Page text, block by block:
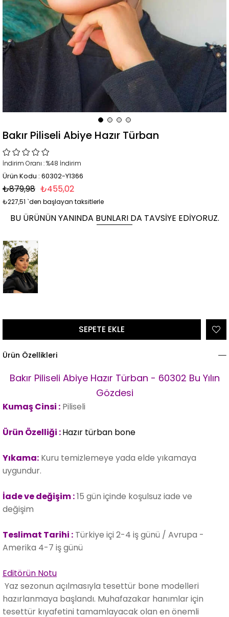
Bakır Piliseli Abiye Hazır Türban
İndirim Oranı :%48 İndirim
Ürün Kodu : 60302-Y1366
₺879,98 ₺455,02
₺227,51 `den başlayan taksitlerle
BU ÜRÜNÜN YANINDA BUNLARI DA TAVSIYE EDIYORUZ.
Ürün Özellikleri
Bakır Piliseli Abiye Hazır Türban - 60302 Bu Yılın
Gözdesi
Kumaş Cinsi : Piliseli
Ürün Özelliği :Hazır türban bone
Yıkama: Kuru temizlemeye yada elde yıkamaya
uygundur.
İade ve değişim :15 gün içinde koşulsuz iade ve
değişim
Teslimat Tarihi : Türkiye içi 2-4 iş günü / Avrupa -
Amerika 4-7 iş günü
Editörün Notu
Yaz sezonun açılmasıyla tesettür bone modelleri
hazırlanmaya başlandı. Muhafazakar hanımlar için
tesettür kıyafetini tamamlayacak olan en önemli